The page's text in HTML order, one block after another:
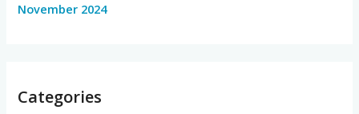
November 2024
Categories